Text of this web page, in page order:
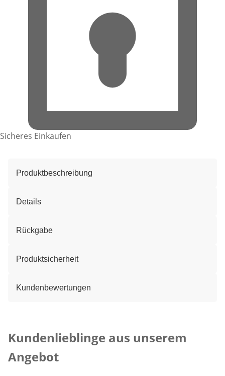
Sicheres Einkaufen
Produktbeschreibung
Details
Rückgabe
Produktsicherheit
Kundenbewertungen
Kundenlieblinge aus unserem
Angebot